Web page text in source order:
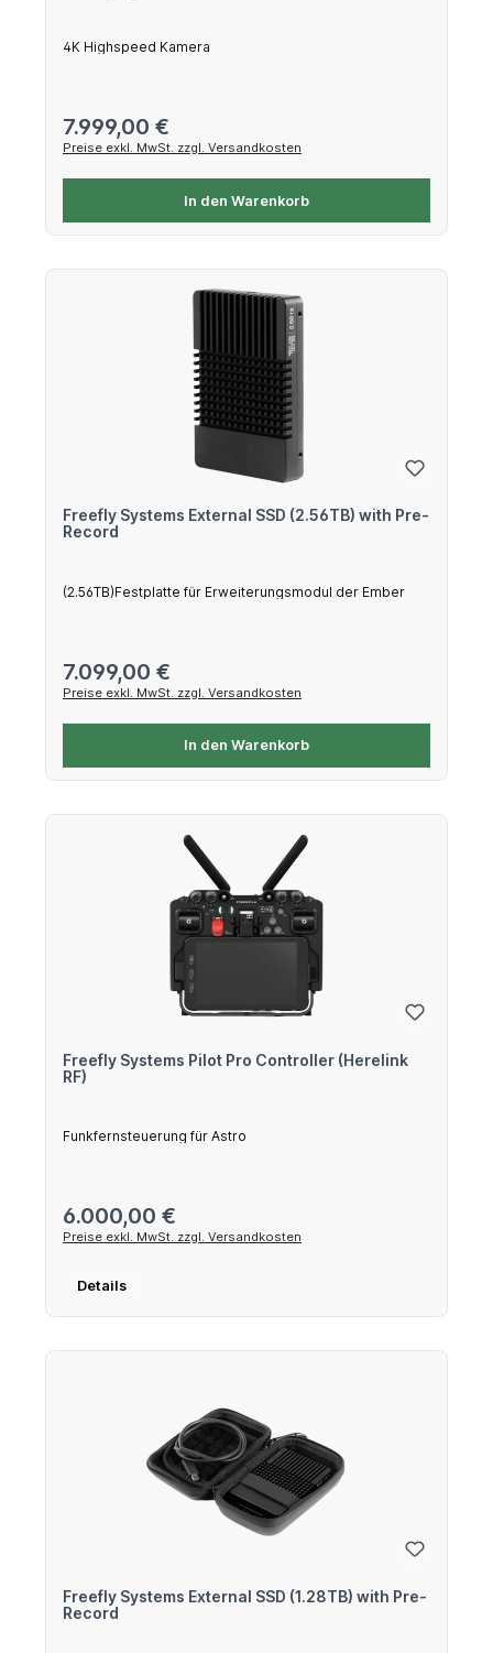
4K Highspeed Kamera
Regulärer Preis:
7.999,00 €
Preise exkl. MwSt. zzgl. Versandkosten
In den Warenkorb
Freefly Systems External SSD (2.56TB) with Pre-
Record
(2.56TB)Festplatte für Erweiterungsmodul der Ember
Regulärer Preis:
7.099,00 €
Preise exkl. MwSt. zzgl. Versandkosten
In den Warenkorb
Freefly Systems Pilot Pro Controller (Herelink
RF)
Funkfernsteuerung für Astro
Regulärer Preis:
6.000,00 €
Preise exkl. MwSt. zzgl. Versandkosten
Details
Freefly Systems External SSD (1.28TB) with Pre-
Record